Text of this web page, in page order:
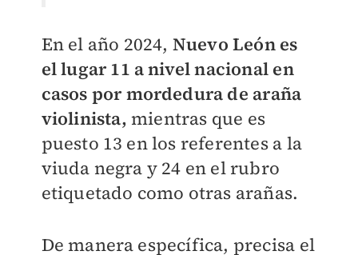
En el año 2024, Nuevo León es
el lugar 11 a nivel nacional en
casos por mordedura de araña
violinista, mientras que es
puesto 13 en los referentes a la
viuda negra y 24 en el rubro
etiquetado como otras arañas.
De manera específica, precisa el